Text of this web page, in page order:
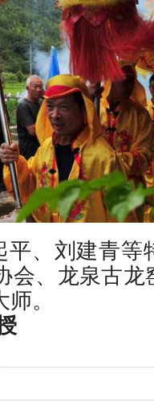
平、刘建青等
会、龙泉古
。